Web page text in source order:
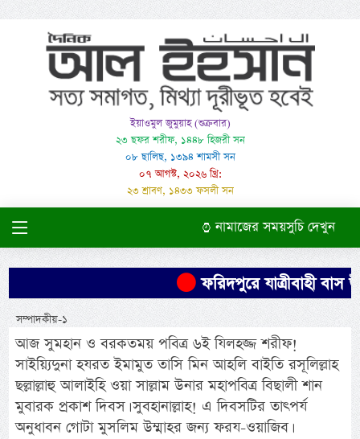
ইয়াওমুল জুমুয়াহ (শুক্রবার)
২৩ ছফর শরীফ, ১৪৪৮ হিজরী সন
০৮ ছালিছ, ১৩৯৪ শামসী সন
০৭ আগস্ট, ২০২৬ খ্রি:
২৩ শ্রাবণ, ১৪৩৩ ফসলী সন
নামাজের সময়সুচি দেখুন
ফরিদপুরে যাত্রীবাহী বাস
সম্পাদকীয়-১
আজ সুমহান ও বরকতময় পবিত্র ৬ই যিলহজ্জ শরীফ!
সাইয়্যিদুনা হযরত ইমামুত তাসি মিন আহলি বাইতি রসূলিল্লাহ
ছল্লাল্লাহু আলাইহি ওয়া সাল্লাম উনার মহাপবিত্র বিছালী শান
মুবারক প্রকাশ দিবস। সুবহানাল্লাহ! এ দিবসটির তাৎপর্য
অনুধাবন গোটা মুসলিম উম্মাহর জন্য ফরয-ওয়াজিব।